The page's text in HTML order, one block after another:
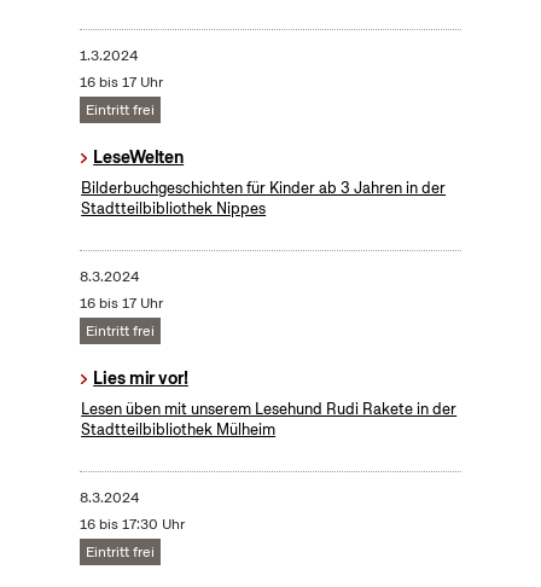
1.3.2024
16 bis 17 Uhr
Eintritt frei
LeseWelten
Bilderbuchgeschichten für Kinder ab 3 Jahren in der
Stadtteilbibliothek Nippes
8.3.2024
16 bis 17 Uhr
Eintritt frei
Lies mir vor!
Lesen üben mit unserem Lesehund Rudi Rakete in der
Stadtteilbibliothek Mülheim
8.3.2024
16 bis 17:30 Uhr
Eintritt frei